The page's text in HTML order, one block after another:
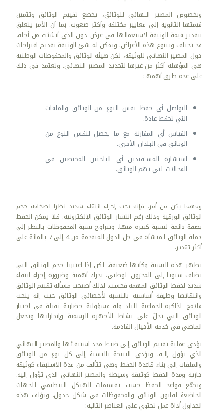
وبخصوص المصير النهائي للوثائق، يخضع تقييم الوثائق وتثمين
قيمتها الثانوية إلى معايير مختلفة وأكثر صعوبة. بما أن الأمر يتعلق
بتقدير قيمة الوثيقة لاستعمالها في غرض دون الذي أنشئت من أجله،
قد تختلف وتتنوع هذه الأغراض. ويمكن لمنشئ الوثيقة تقديم اقتراحات
حول المصير النهائي للوثيقة، لكن هيئة الوثائق والمحفوظات الوطنية
هي المؤهلة أكثر من غيرها لتحديد المصير النهائي. وتعتمد في ذلك
على عدة طرق أهمها:
التواصل أي حفظ نفس النوع من الوثائق والملفات
التي تحفظ عادة.
القياس أي المقارنة مع ما يحصل لنفس النوع من
الوثائق في البلدان الأخرى.
استشارة المستفيدين أي الباحثين المختصين في
المجالات التي تهم الوثائق.
ومهما يكن من أمر، فإنه يجب إجراء انتقاء شديد نظرا لضخامة حجم
الوثائق الورقية وذلك رغم انتشار الوثائق الإلكترونية. فلا يمكن الحفظ
بصفة دائمة لنسبة كبيرة منها. وتتراوح نسبة المحفوظات بالنظر إلى
جملة الوثائق المنشأة في جل الدول المتقدمة من 4 إلى 7 بالمائة على
أكثر تقدير.
تظهر هذه النسبة وكأنها ضعيفة، لكن إذا اعتبرنا حجم الوثائق التي
تضاف سنويا إلى المخزون الوطني، ندرك أهمية وضرورة إجراء انتقاء
شديد لحفظ الوثائق المهمة فحسب. لذلك أصبحت مسألة تقييم الوثائق
وانتقائها وظيفة أساسية بالنسبة لأخصائي الوثائق حيث إنه ينحت
ملامح الذاكرة الجماعية للبلد وله مسؤولية حضارية ثقيلة في اختيار
الوثائق التي تدلّ على نشاط الأجهزة الرسمية وإنجازاتها وتجعل
الماضي في خدمة الأجيال القادمة.
تؤدي عملية تقييم الوثائق إلى ضبط مدد استبقائها والمصير النهائي
الذي تؤول إليه. وتؤدي النتيجة بالنسبة إلى كل نوع من الوثائق
والملفات إلى بناء قاعدة الحفظ وهي تتألف من مدة الاستبقاء كوثيقة
جارية ومدة الحفظ كوثيقة وسيطة والمصير النهائي الذي تؤول إليه.
وتجمّع قواعد الحفظ حسب تقسيمات الهيكل التنظيمي للجهات
الخاضعة لقانون الوثائق والمحفوظات في شكل جدول. وتؤلف هذه
الجداول أداة عمل تحتوي على العناصر التالية: